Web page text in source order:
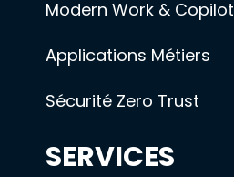
Modern Work & Copilot
Applications Métiers
Sécurité Zero Trust
SERVICES